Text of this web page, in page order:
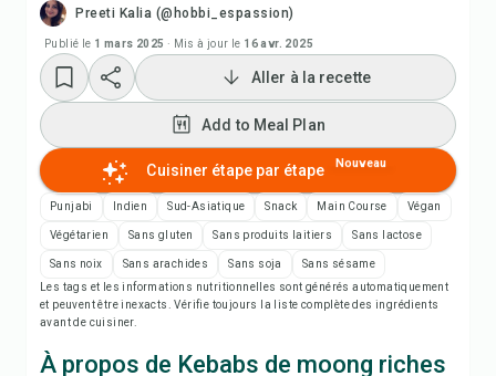
Preeti Kalia (@hobbi_espassion)
Publié le 1 mars 2025 · Mis à jour le 16 avr. 2025
Regarder la vidéo de la recette
Add to Meal Plan
Add to Shopping List
Imprimer la recette
Aller à la recette
Add to Meal Plan
Cuisiner étape par étape Nouveau
Punjabi Indien Sud-Asiatique Snack Main Course Végan
Végétarien Sans gluten Sans produits laitiers Sans lactose
Sans noix Sans arachides Sans soja
Sans sésame
Les tags et les informations nutritionnelles sont générés automatiquement
et peuvent être inexacts. Vérifie toujours la liste complète des ingrédients
avant de cuisiner.
À propos de Kebabs de moong riches